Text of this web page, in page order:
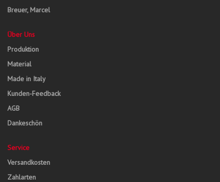
Breuer, Marcel
Über Uns
Produktion
Material
Made in Italy
Kunden-Feedback
AGB
Dankeschön
Service
Versandkosten
Zahlarten